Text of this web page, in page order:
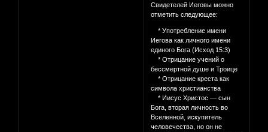
Свидетелей Иеговы можно
отметить следующее:
* Употребление имени
Иегова как личного имени
единого Бога (Исход 15:3)
* Отрицание учений о
бессмертной душе и Троице
* Отрицание креста как
символа христианства
* Иисус Христос — сын
Бога, вторая личность во
Вселенной, искупитель
человечества, но он не